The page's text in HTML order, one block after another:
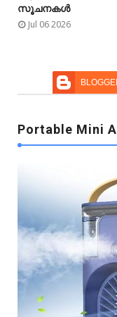
സൂചനകൾ
Jul 06 2026
Portable Mini